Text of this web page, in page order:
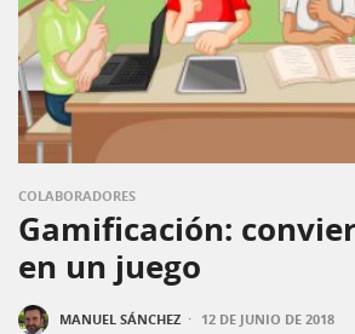
COLABORADORES
Gamificación:
en un juego
MANUEL SÁNCHEZ · 12 DE JUNIO DE 2018